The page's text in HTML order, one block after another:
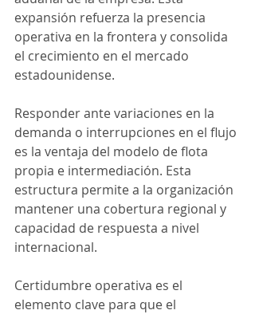
expansión refuerza la presencia
operativa en la frontera y consolida
el crecimiento en el mercado
estadounidense.
Responder ante variaciones en la
demanda o interrupciones en el flujo
es la ventaja del modelo de flota
propia e intermediación. Esta
estructura permite a la organización
mantener una cobertura regional y
capacidad de respuesta a nivel
internacional.
Certidumbre operativa es el
elemento clave para que el